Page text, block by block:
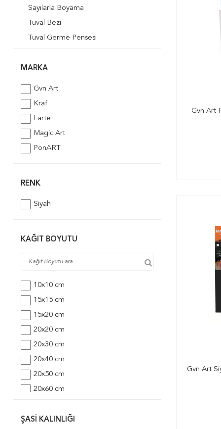
Sayılarla Boyama
Tuval Bezi
Tuval Germe Pensesi
MARKA
Gvn Art
Kraf
Larte
Magic Art
PonART
RENK
Siyah
KAĞIT BOYUTU
10x10 cm
15x15 cm
15x20 cm
20x20 cm
20x30 cm
20x40 cm
20x50 cm
20x60 cm
25x25 cm
ŞASI KALINLIĞI
Gvn Art
Gvn Art